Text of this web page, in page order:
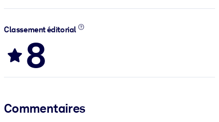
Classement éditorial
8
Commentaires